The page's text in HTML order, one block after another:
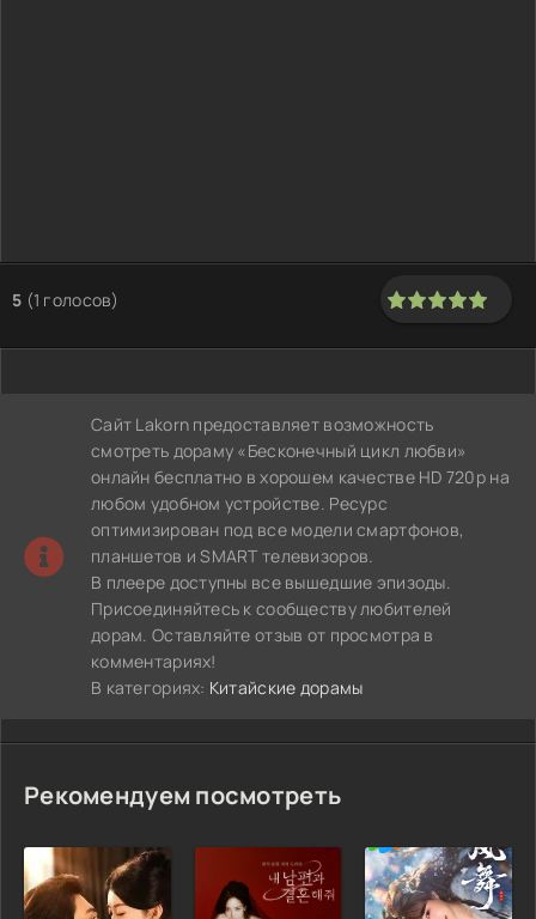
5 (1 голосов)
Сайт Lakorn предоставляет возможность
смотреть дораму «Бесконечный цикл любви»
онлайн бесплатно в хорошем качестве HD 720p на
любом удобном устройстве. Ресурс
оптимизирован под все модели смартфонов,
планшетов и SMART телевизоров.
В плеере доступны все вышедшие эпизоды.
Присоединяйтесь к сообществу любителей
дорам. Оставляйте отзыв от просмотра в
комментариях!
В категориях: Китайские дорамы
Рекомендуем посмотреть